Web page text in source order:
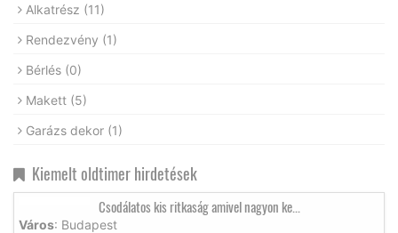
Alkatrész (11)
Rendezvény (1)
Bérlés (0)
Makett (5)
Garázs dekor (1)
Kiemelt oldtimer hirdetések
Csodálatos kis ritkaság amivel nagyon ke...
Város: Budapest